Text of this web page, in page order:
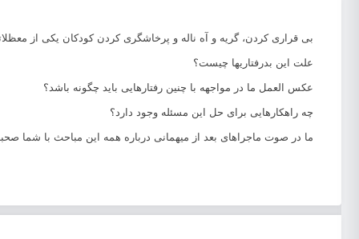
بی قراری کردن، گریه و آه ناله و پرخاشگری کردن کودکان یکی از
علت این بدرفتاریها چیست؟
عکس العمل ما در مواجهه با چنین رفتارهایی باید چگونه باشد؟
چه راهکارهایی برای حل این مسئله وجود دارد؟
ما در صوت ماجراهای بعد از میهمانی درباره همه این مباحث با شما